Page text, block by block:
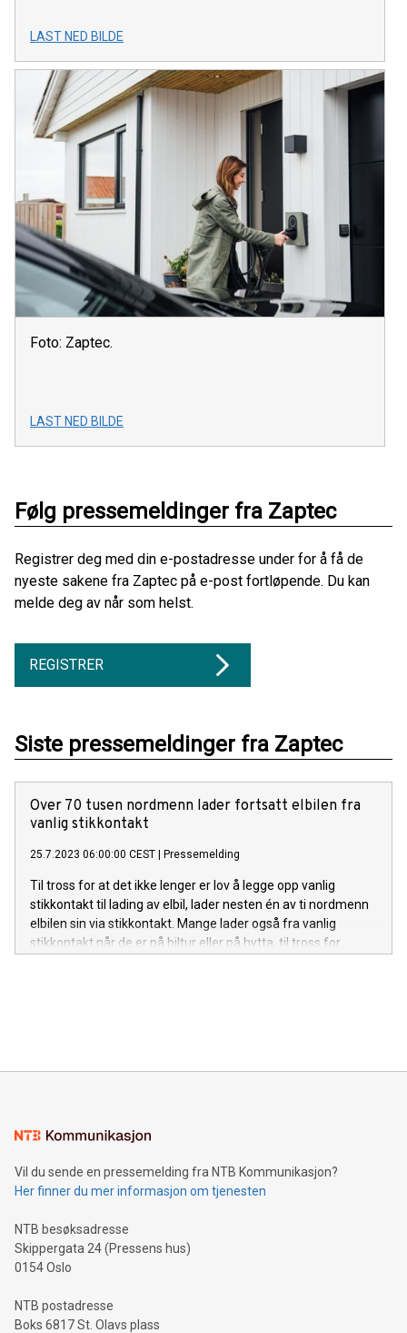
LAST NED BILDE
Foto: Zaptec.
LAST NED BILDE
Følg pressemeldinger fra Zaptec
Registrer deg med din e-postadresse under for å få de
nyeste sakene fra Zaptec på e-post fortløpende. Du kan
melde deg av når som helst.
REGISTRER
Siste pressemeldinger fra Zaptec
Over 70 tusen nordmenn lader fortsatt elbilen fra
vanlig stikkontakt
25.7.2023 06:00:00 CEST | Pressemelding
Til tross for at det ikke lenger er lov å legge opp vanlig
stikkontakt til lading av elbil, lader nesten én av ti nordmenn
elbilen sin via stikkontakt. Mange lader også fra vanlig
stikkontakt når de er på biltur eller på hytta, til tross for
Vil du sende en pressemelding fra NTB Kommunikasjon?
Her finner du mer informasjon om tjenesten
NTB besøksadresse
Skippergata 24 (Pressens hus)
0154 Oslo
NTB postadresse
Boks 6817 St. Olavs plass